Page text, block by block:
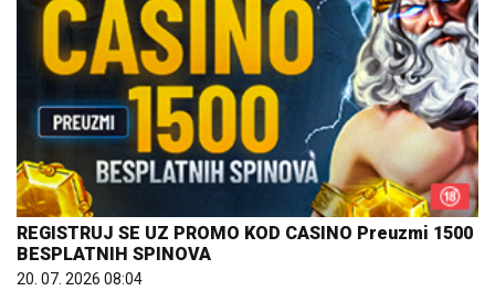
REGISTRUJ SE UZ PROMO KOD CASINO Preuzmi 1500
BESPLATNIH SPINOVA
20. 07. 2026 08:04